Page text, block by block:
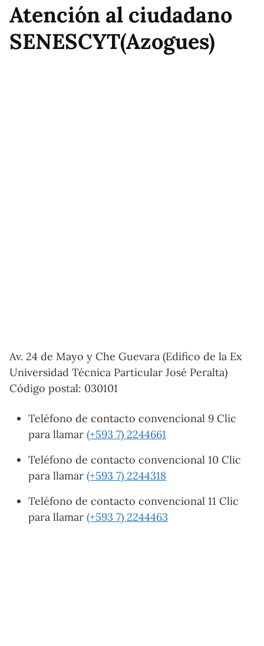
Atención al ciudadano
SENESCYT(Azogues)
Av. 24 de Mayo y Che Guevara (Edifico de la Ex
Universidad Técnica Particular José Peralta)
Código postal: 030101
Teléfono de contacto convencional 9 Clic
para llamar (+593 7) 2244661
Teléfono de contacto convencional 10 Clic
para llamar (+593 7) 2244318
Teléfono de contacto convencional 11 Clic
para llamar (+593 7) 2244463